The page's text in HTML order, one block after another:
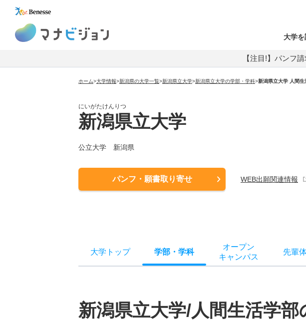
大学
【注目!】パンフ
ホーム>大学情報>新潟県の大学一覧>新潟県立大学>新潟県立大学の学部・学科>新潟県立大学 人間生
にいがたけんりつ
新潟県立大学
公立大学 新潟県
パンフ・願書取り寄せ WEB出願関連情報
大学トップ 学部 ・ 学科
オープン
キャンパス
先輩
新潟県立大学/人間生活学部